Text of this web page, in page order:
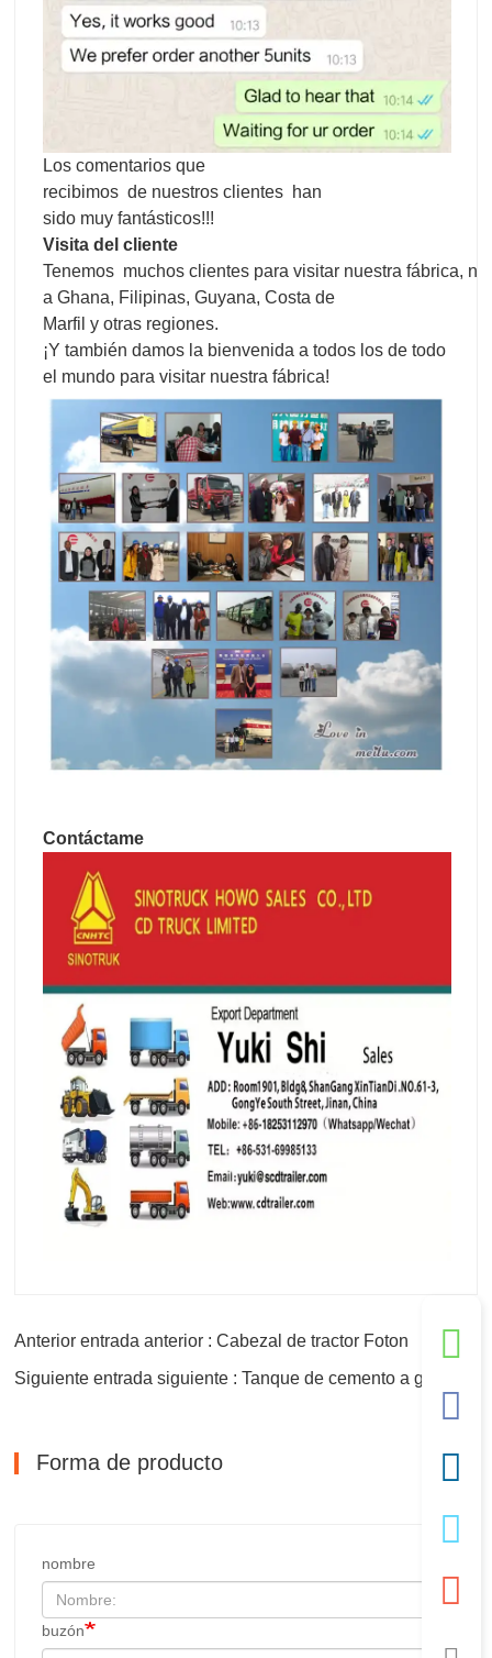
Los comentarios que
recibimos de nuestros clientes han
sido muy fantásticos!!!
Visita del cliente
Tenemos muchos clientes para visitar nuestra fábrica,
a Ghana, Filipinas, Guyana, Costa de
Marfil y otras regiones.
¡Y también damos la bienvenida a todos los de todo
el mundo para visitar nuestra fábrica!
Contáctame
Anterior entrada anterior : Cabezal de tractor Foton
Siguiente entrada siguiente : Tanque de cemento a granel
Forma de producto
nombre
buzón